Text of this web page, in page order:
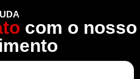
com o nosso